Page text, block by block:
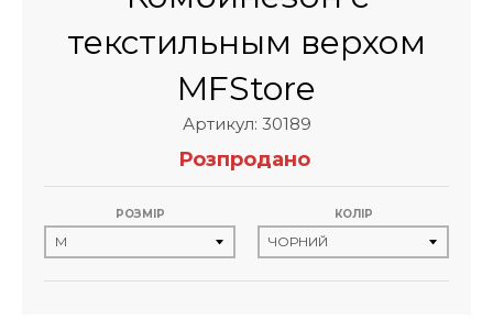
текстильным верхом
MFStore
Артикул: 30189
Розпродано
РОЗМІР КОЛІР